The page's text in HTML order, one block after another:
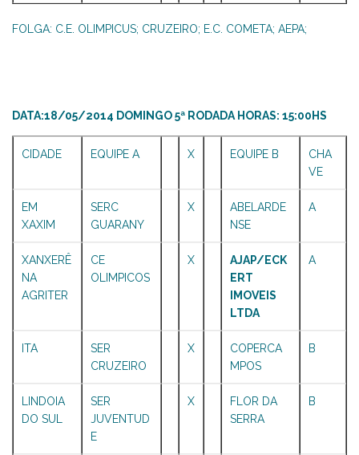
FOLGA: C.E. OLIMPICUS; CRUZEIRO; E.C. COMETA; AEPA;
DATA:18/05/2014 DOMINGO 5ª RODADA HORAS: 15:00HS
CIDADE EQUIPE A X EQUIPE B
CHA
VE
EM
XAXIM
SERC
GUARANY
X
ABELARDE
NSE
A
XANXERÊ
NA
AGRITER
CE
OLIMPICOS
X
AJAP/ECK
ERT
IMOVEIS
LTDA
A
ITA
SER
CRUZEIRO
X
COPERCA
MPOS
B
LINDOIA
DO SUL
SER
JUVENTUD
E
X
FLOR DA
SERRA
B